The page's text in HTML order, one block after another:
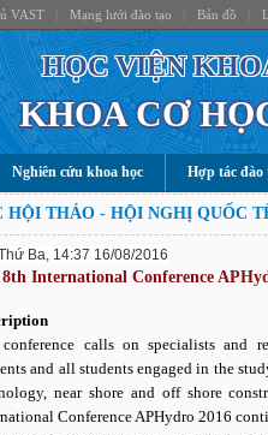
VAST| Mạng lưới đào tạo Bản đồ
HỌC VIỆN
KHOA CƠ
Nghiên cứu khoa học Hợp tác đào
HỘI THẢO - HỘI NGHỊ QUỐC
Ba, 14:37 16/08/2016
8th International Conference
calls on specialists and
and all students engaged in the
near shore and off shore
Conference APHydro 2016